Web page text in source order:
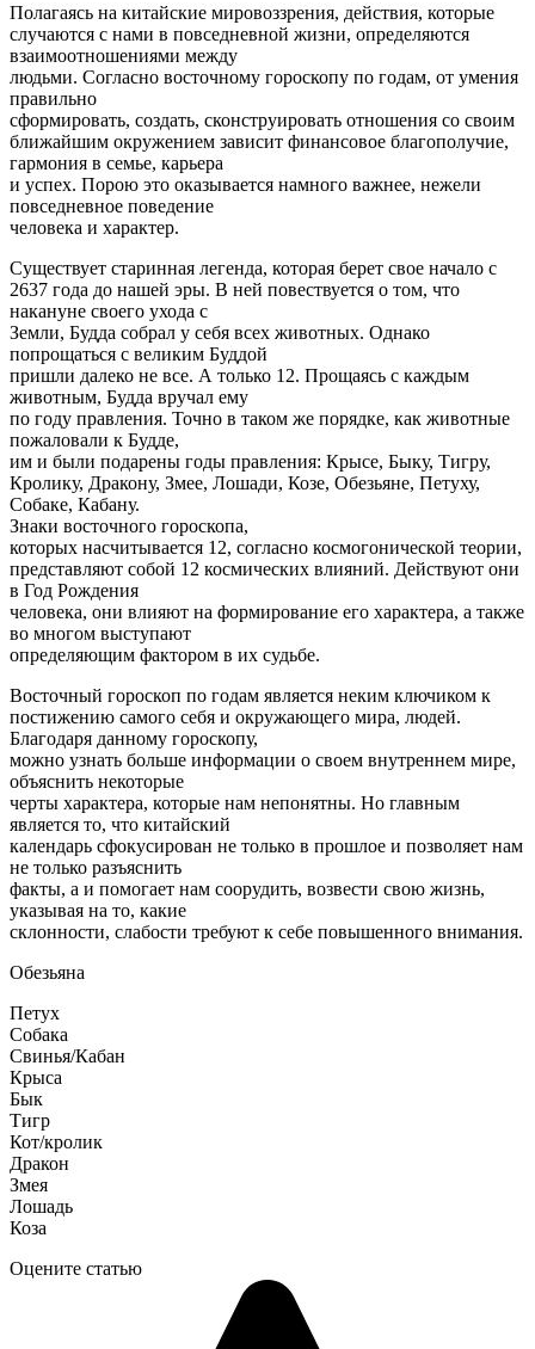
Полагаясь на китайские мировоззрения, действия, которые
случаются с нами в повседневной жизни, определяются
взаимоотношениями между
людьми. Согласно восточному гороскопу по годам, от умения
правильно
сформировать, создать, сконструировать отношения со своим
ближайшим окружением зависит финансовое благополучие,
гармония в семье, карьера
и успех. Порою это оказывается намного важнее, нежели
повседневное поведение
человека и характер.
Существует старинная легенда, которая берет свое начало с
2637 года до нашей эры. В ней повествуется о том, что
накануне своего ухода с
Земли, Будда собрал у себя всех животных. Однако
попрощаться с великим Буддой
пришли далеко не все. А только 12. Прощаясь с каждым
животным, Будда вручал ему
по году правления. Точно в таком же порядке, как животные
пожаловали к Будде,
им и были подарены годы правления: Крысе, Быку, Тигру,
Кролику, Дракону, Змее, Лошади, Козе, Обезьяне, Петуху,
Собаке, Кабану.
Знаки восточного гороскопа,
которых насчитывается 12, согласно космогонической теории,
представляют собой 12 космических влияний. Действуют они
в Год Рождения
человека, они влияют на формирование его характера, а также
во многом выступают
определяющим фактором в их судьбе.
Восточный гороскоп по годам является неким ключиком к
постижению самого себя и окружающего мира, людей.
Благодаря данному гороскопу,
можно узнать больше информации о своем внутреннем мире,
объяснить некоторые
черты характера, которые нам непонятны. Но главным
является то, что китайский
календарь сфокусирован не только в прошлое и позволяет нам
не только разъяснить
факты, а и помогает нам соорудить, возвести свою жизнь,
указывая на то, какие
склонности, слабости требуют к себе повышенного внимания.
Обезьяна
Петух
Собака
Свинья/Кабан
Крыса
Бык
Тигр
Кот/кролик
Дракон
Змея
Лошадь
Коза
Оцените статью